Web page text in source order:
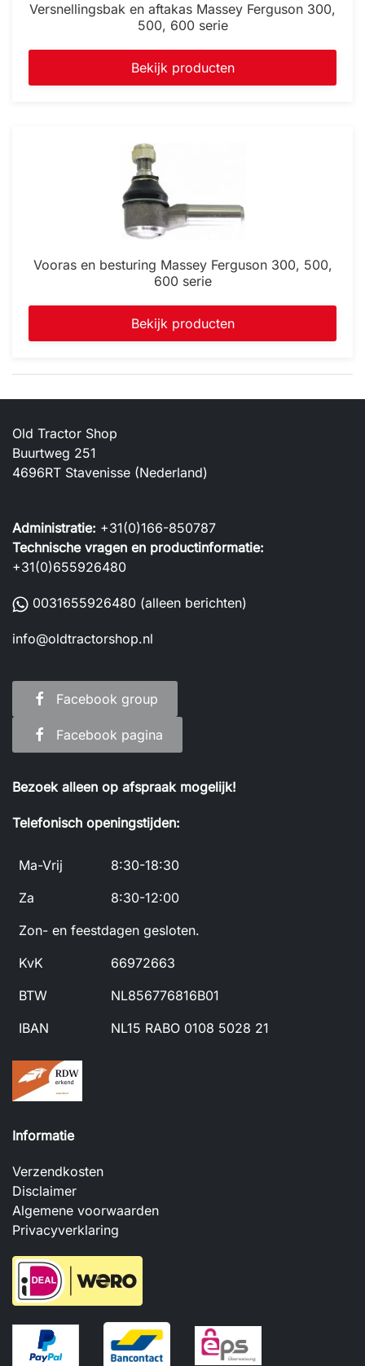
Versnellingsbak en aftakas Massey Ferguson 300,
500, 600 serie
Bekijk producten
Vooras en besturing Massey Ferguson 300, 500,
600 serie
Bekijk producten
Old Tractor Shop
Buurtweg 251
4696RT Stavenisse (Nederland)
Administratie: +31(0)166-850787
Technische vragen en productinformatie:
+31(0)655926480
0031655926480 (alleen berichten)
info@oldtractorshop.nl
Facebook group
Facebook pagina
Bezoek alleen op afspraak mogelijk!
Telefonisch openingstijden:
Ma-Vrij
8:30-18:30
Za
8:30-12:00
Zon- en feestdagen gesloten.
KvK
66972663
BTW
NL856776816B01
IBAN
NL15 RABO 0108 5028 21
Informatie
Verzendkosten
Disclaimer
Algemene voorwaarden
Privacyverklaring